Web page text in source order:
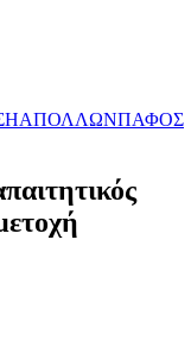
ΑΠΟΛΛΩΝΠΑΦΟΣ